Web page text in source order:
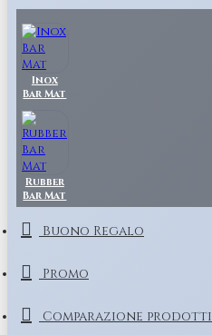
Inox
Bar Mat
Rubber
Bar Mat
Buono Regalo
Promo
Comparazione prodotti